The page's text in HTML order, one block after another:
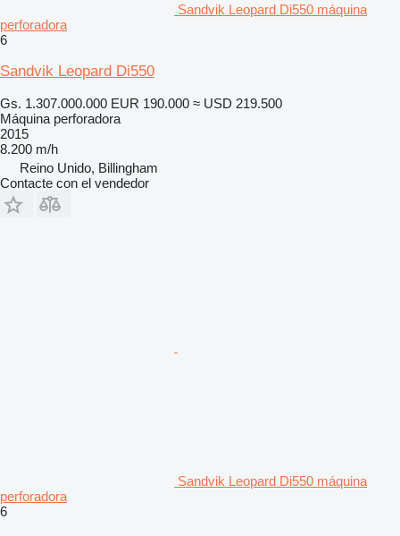
Sandvik Leopard Di550 máquina
perforadora
6
Sandvik Leopard Di550
Gs. 1.307.000.000 EUR 190.000 ≈ USD 219.500
Máquina perforadora
2015
8.200 m/h
Reino Unido, Billingham
Contacte con el vendedor
Sandvik Leopard Di550 máquina
perforadora
6